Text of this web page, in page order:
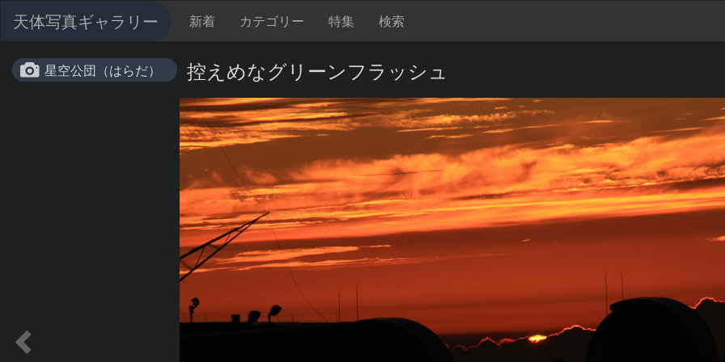
天体写真ギャラリー 新着 カテゴリー 特集 検索
星空公団（はらだ） 控えめなグリーンフラッシュ